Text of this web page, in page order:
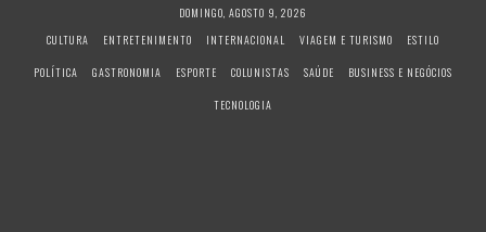
DOMINGO, AGOSTO 9, 2026
CULTURA
ENTRETENIMENTO INTERNACIONAL VIAGEM E TURISMO
ESTILO
POLÍTICA
GASTRONOMIA ESPORTE COLUNISTAS SAÚDE
BUSINESS E NEGÓCIOS
TECNOLOGIA